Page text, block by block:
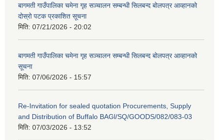
बागमती गाउँपालिका चमेना गृह सञ्चालन सम्बन्धी सिलबन्द बोलपत्र आव्हानको
दोस्रो पटक प्रकाशित सूचना
मिति: 07/21/2026 - 20:02
बागमती गाउँपालिका चमेना गृह सञ्चालन सम्बन्धी सिलबन्द बोलपत्र आव्हानको
सूचना
मिति: 07/06/2026 - 15:57
Re-Invitation for sealed quotation Procurements, Supply
and Distribution of Buffalo BAGl/SQ/GOODS/082/083-03
मिति: 07/03/2026 - 13:52